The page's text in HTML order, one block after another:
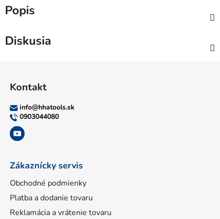
Popis
Diskusia
Kontakt
info@hhatools.sk
0903044080
Zákaznícky servis
Obchodné podmienky
Platba a dodanie tovaru
Reklamácia a vrátenie tovaru